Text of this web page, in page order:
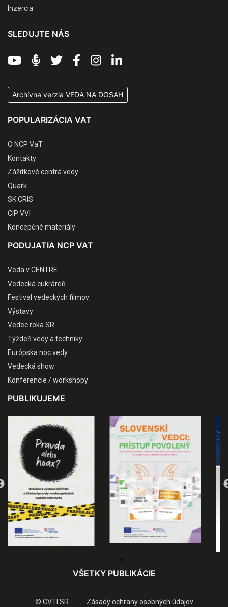
Inzercia
SLEDUJTE NÁS
Archívna verzia VEDA NA DOSAH
POPULARIZÁCIA VAT
O NCP VaT
Kontakty
Zážitkové centrá vedy
Quark
SK CRIS
CIP VVI
Koncepčné materiály
PODUJATIA NCP VAT
Veda v CENTRE
Vedecká cukráreň
Festival vedeckých filmov
Výstavy
Vedec roka SR
Týždeň vedy a techniky
Európska noc vedy
Vedecká show
Konferencie / workshopy
PUBLIKUJEME
VŠETKY PUBLIKÁCIE
© CVTI SR Zásady ochrany osobných údajov